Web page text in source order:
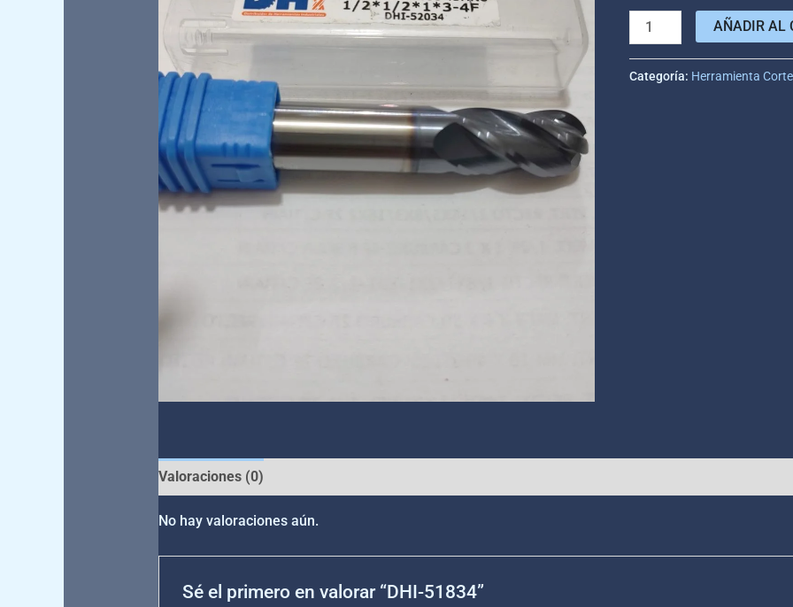
AÑADIR AL
Categoría: Herramienta Corte
Valoraciones (0)
No hay valoraciones aún.
Sé el primero en valorar “DHI-51834”